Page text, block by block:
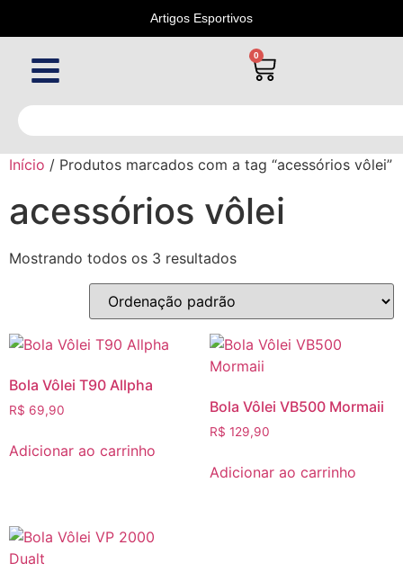
Artigos Esportivos
0
Início / Produtos marcados com a tag “acessórios vôlei”
acessórios vôlei
Mostrando todos os 3 resultados
Bola Vôlei T90 Allpha
R$ 69,90
Adicionar ao carrinho
Bola Vôlei VB500 Mormaii
R$ 129,90
Adicionar ao carrinho